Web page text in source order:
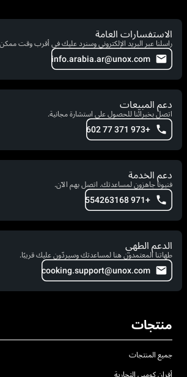
الاستفسارات العامة
راسلنا عبر البريد الإلكتروني وسنرد عليك في أقرب وقت
info.arabia.ar@unox.com
دعم المبيعات
اتصل بخبرائنا للحصول على استشارة مجانية.
+973 371 77 602
دعم الخدمة
فنيونا جاهزون لمساعدتك. اتصل بهم الآن.
+971 554263168
الدعم الطهي
طهاتنا المعتمدون هنا لمساعدتك وسيردّون عليك قريبًا.
cooking.support@unox.com
منتجات
جميع المنتجات
أفران كومبي التجارية